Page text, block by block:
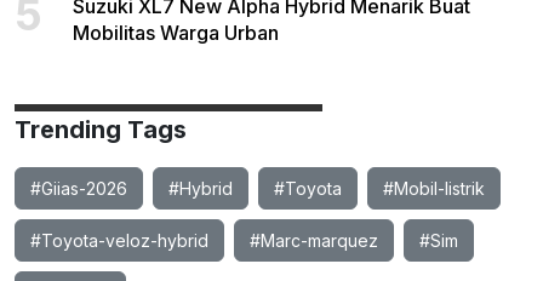
5
Suzuki XL7 New Alpha Hybrid Menarik Buat
Mobilitas Warga Urban
Trending Tags
#Giias-2026 #Hybrid #Toyota #Mobil-listrik
#Toyota-veloz-hybrid #Marc-marquez #Sim